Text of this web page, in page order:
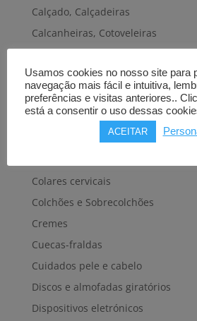
Calçado, Calçadeiras
Calcanheiras, Cotoveleiras
Carros hospitalares
Cestas, Arneses
Cintas e Faixas
Cintos, Coletes e afins
Colares cervicais
Colchões e Sobrecolchões
Cremes
Cuecas-fraldas
Cuidados pele e cabelo
Discos e almofadas giratórios
Dispositivos eletrónicos
Usamos cookies no nosso site para
navegação mais fácil e intuitiva,
preferências e visitas anteriores..
está a consentir o uso dessas
ACEITAR